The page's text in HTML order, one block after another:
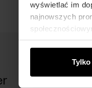
wyświetlać im
najnowszych
od Ciebie lub